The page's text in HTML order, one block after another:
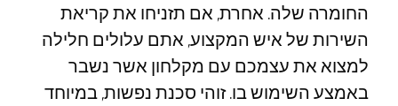
החומרה שלה. אחרת, אם תזניחו את קריאת
השירות של איש המקצוע, אתם עלולים חלילה
למצוא את עצמכם עם מקלחון אשר נשבר
באמצע השימוש בו. זוהי סכנת נפשות, במיוחד